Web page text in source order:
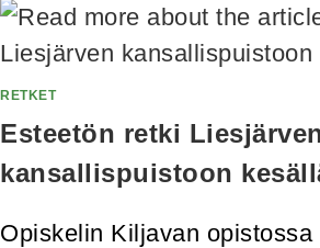
RETKET
Esteetön retki
kansallispuistoon
Opiskelin Kiljavan